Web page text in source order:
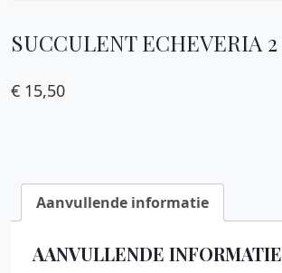
SUCCULENT ECHEVERIA 2
€ 15,50
Aanvullende informatie
AANVULLENDE INFORMATIE